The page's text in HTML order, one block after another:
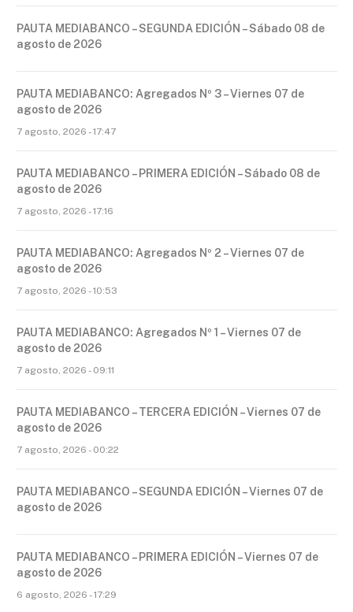
PAUTA MEDIABANCO – SEGUNDA EDICIÓN – Sábado 08 de
agosto de 2026
PAUTA MEDIABANCO: Agregados Nº 3 – Viernes 07 de
agosto de 2026
7 agosto, 2026 - 17:47
PAUTA MEDIABANCO – PRIMERA EDICIÓN – Sábado 08 de
agosto de 2026
7 agosto, 2026 - 17:16
PAUTA MEDIABANCO: Agregados Nº 2 – Viernes 07 de
agosto de 2026
7 agosto, 2026 - 10:53
PAUTA MEDIABANCO: Agregados Nº 1 – Viernes 07 de
agosto de 2026
7 agosto, 2026 - 09:11
PAUTA MEDIABANCO – TERCERA EDICIÓN – Viernes 07 de
agosto de 2026
7 agosto, 2026 - 00:22
PAUTA MEDIABANCO – SEGUNDA EDICIÓN – Viernes 07 de
agosto de 2026
PAUTA MEDIABANCO – PRIMERA EDICIÓN – Viernes 07 de
agosto de 2026
6 agosto, 2026 - 17:29